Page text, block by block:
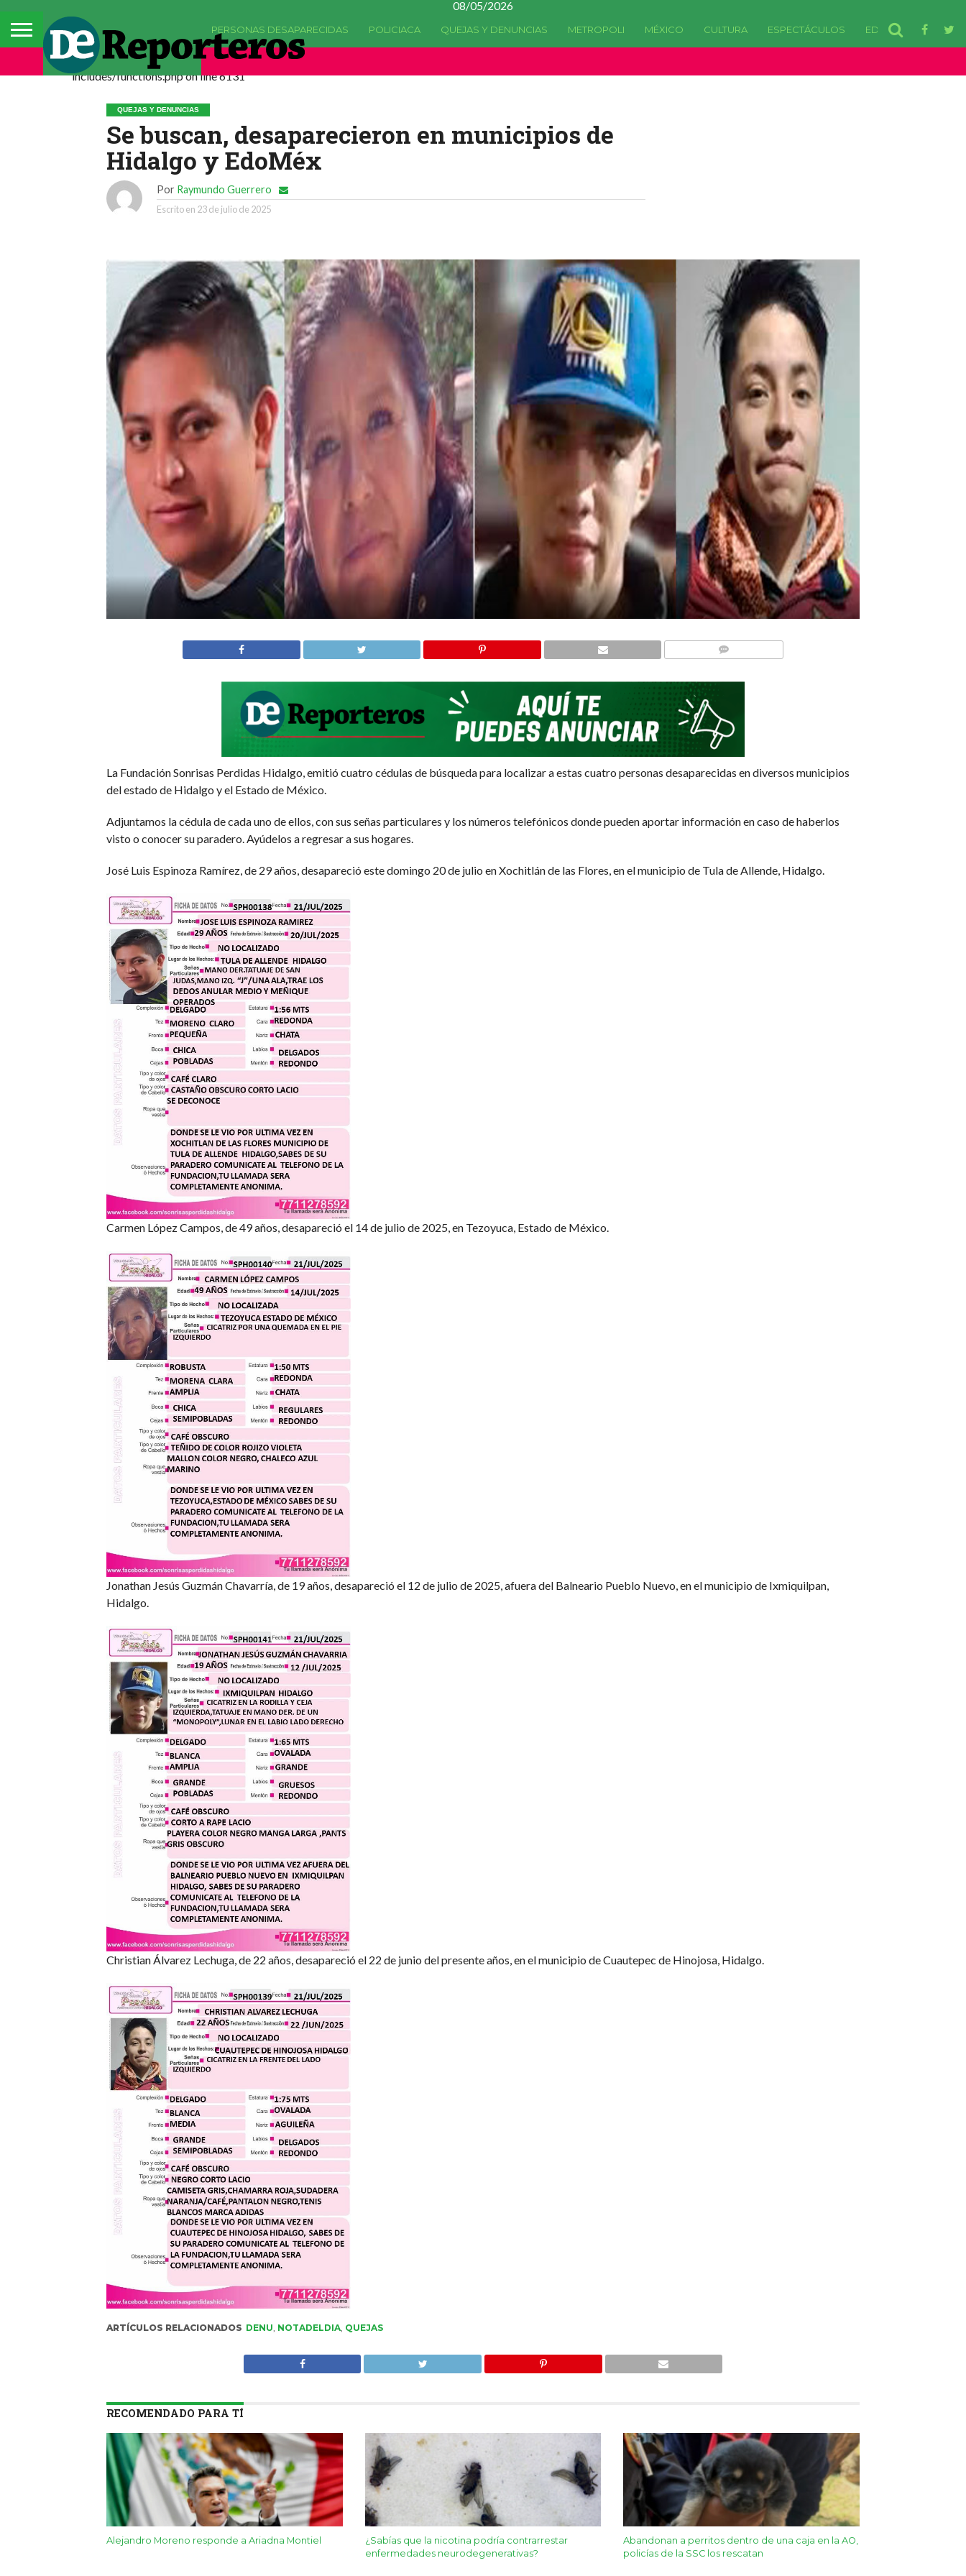
08/05/2026
PERSONAS DESAPARECIDAS POLICIACA QUEJAS Y DENUNCIAS METROPOLI MÉXICO CULTURA ESPECTÁCULOS EDOMEX
Deprecated: La función comments_popup_script ha quedado
includes/functions.php on line 6131
QUEJAS Y DENUNCIAS
Se buscan, desaparecieron en municipios de
Hidalgo y EdoMéx
Por Raymundo Guerrero
Escrito en 23 de julio de 2025
La Fundación Sonrisas Perdidas Hidalgo, emitió cuatro cédulas de búsqueda para localizar a estas cuatro personas desaparecidas en diversos municipios
del estado de Hidalgo y el Estado de México.
Adjuntamos la cédula de cada uno de ellos, con sus señas particulares y los números telefónicos donde pueden aportar información en caso de haberlos
visto o conocer su paradero. Ayúdelos a regresar a sus hogares.
José Luis Espinoza Ramírez, de 29 años, desapareció este domingo 20 de julio en Xochitlán de las Flores, en el municipio de Tula de Allende, Hidalgo.
Carmen López Campos, de 49 años, desapareció el 14 de julio de 2025, en Tezoyuca, Estado de México.
Jonathan Jesús Guzmán Chavarría, de 19 años, desapareció el 12 de julio de 2025, afuera del Balneario Pueblo Nuevo, en el municipio de Ixmiquilpan,
Hidalgo.
Christian Álvarez Lechuga, de 22 años, desapareció el 22 de junio del presente años, en el municipio de Cuautepec de Hinojosa, Hidalgo.
ARTÍCULOS RELACIONADOS DENU, NOTADELDIA, QUEJAS
RECOMENDADO PARA TÍ
Alejandro Moreno responde a Ariadna Montiel
¿Sabías que la nicotina podría contrarrestar
enfermedades neurodegenerativas?
Abandonan a perritos dentro de una caja en la AO,
policías de la SSC los rescatan